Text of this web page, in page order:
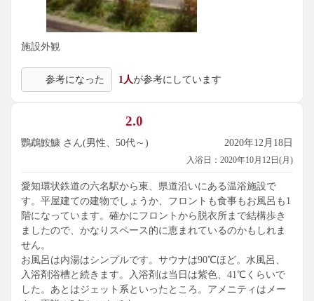
施設外観
参考になった 1人が参考にしています
2.0
鸚鵡鮟鱇 さん(男性、50代～) 2020年12月18日
入浴日：2020年10月12日(月)
愛知環状鉄道の六名駅から東、県道沿いにある温浴施設で
す。平屋建ての建物でしょうか、フロントも食事もお風呂も1
階になっています。確かにフロントから脱衣所まで結構歩き
ましたので、かなりスペース的に恵まれているのかもしれま
せん。
お風呂は内湯はシンプルです。サウナは90℃ほど。水風呂、
入浴剤浴槽と続きます。入浴剤は当日は紫色、41℃くらいで
した。あとはジェット系といったところ。アメニティはメー